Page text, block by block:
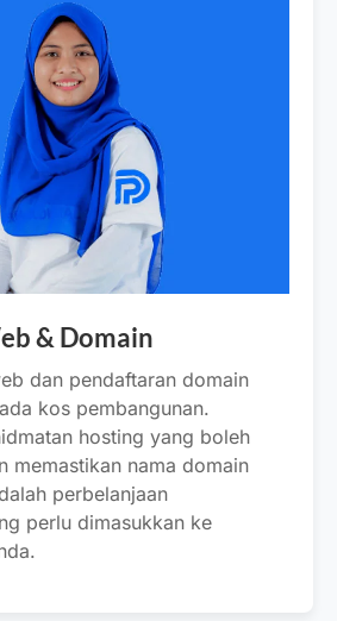
& Domain
dan pendaftaran domain
kos pembangunan.
hosting yang boleh
memastikan nama domain
perbelanjaan
perlu dimasukkan ke